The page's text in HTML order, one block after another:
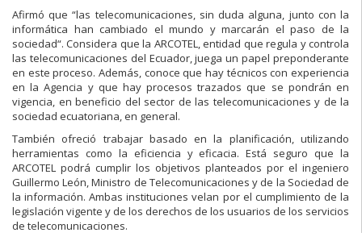
Afirmó que “las telecomunicaciones, sin duda alguna, junto con la
informática han cambiado el mundo y marcarán el paso de la
sociedad“. Considera que la ARCOTEL, entidad que regula y controla
las telecomunicaciones del Ecuador, juega un papel preponderante
en este proceso. Además, conoce que hay técnicos con experiencia
en la Agencia y que hay procesos trazados que se pondrán en
vigencia, en beneficio del sector de las telecomunicaciones y de la
sociedad ecuatoriana, en general.
También ofreció trabajar basado en la planificación, utilizando
herramientas como la eficiencia y eficacia. Está seguro que la
ARCOTEL podrá cumplir los objetivos planteados por el ingeniero
Guillermo León, Ministro de Telecomunicaciones y de la Sociedad de
la información. Ambas instituciones velan por el cumplimiento de la
legislación vigente y de los derechos de los usuarios de los servicios
de telecomunicaciones.